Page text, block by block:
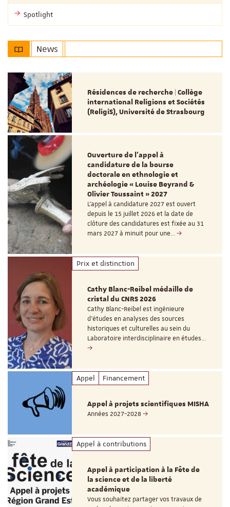
Spotlight
News
Résidences de recherche | Collège
international Religions et Sociétés
(ReligiS), Université de Strasbourg
Ouverture de l'appel à
candidature de la bourse
doctorale en ethnologie et
archéologie « Louise Beyrand &
Olivier Toussaint » 2027
L’appel à candidature 2027 est ouvert
depuis le 15 juillet 2026 et la date de
clôture des candidatures est fixée au 31
mars 2027 à minuit pour une…
Prix et distinction
Cathy Blanc-Reibel médaille de
cristal du CNRS 2026
Cathy Blanc-Reibel est ingénieure
d’études en analyses des sources
historiques et culturelles au sein du
Laboratoire interdisciplinaire en études…
Appel Financement
Appel à projets scientifiques MISHA
Années 2027-2028
Appel à contributions
Appel à participation à la Fête de
la science et de la liberté
académique
Vous souhaitez partager vos travaux de